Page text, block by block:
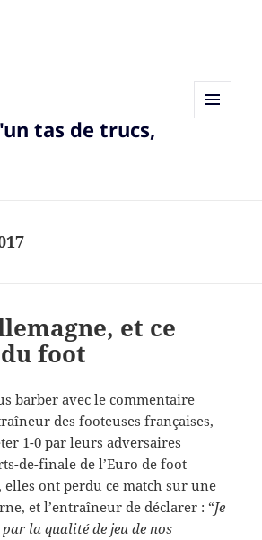
tas de trucs,
et ce
du foot
barber avec le commentaire
des footeuses françaises,
1-0 par leurs adversaires
de-finale de l’Euro de foot
ont perdu ce match sur une
et l’entraîneur de déclarer : “Je
la qualité de jeu de nos